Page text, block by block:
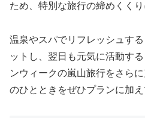
ため、特別な旅行の締めくく
温泉やスパでリフレッシュす
ットし、翌日も元気に活動す
ンウィークの嵐山旅行をさら
のひとときをぜひプランに加え